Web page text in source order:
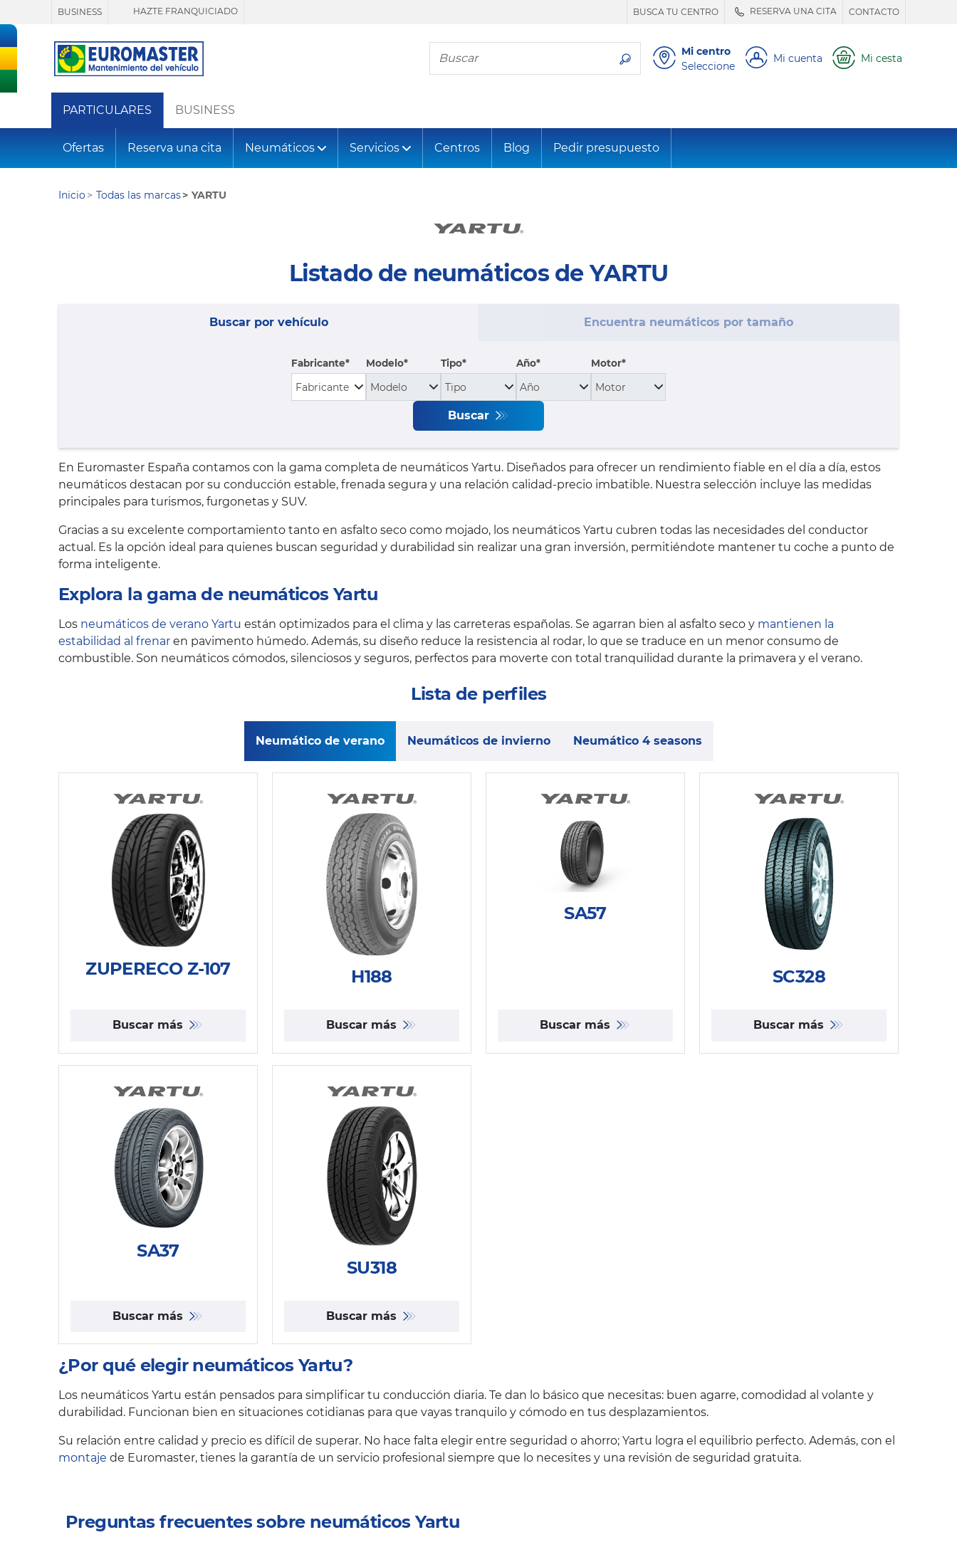
BUSINESS HAZTE FRANQUICIADO BUSCA TU CENTRO RESERVA UNA CITA CONTACTO
Busca tu neumático
Mi centro
Seleccione
Mi cuenta Mi cesta
PARTICULARES BUSINESS
Ofertas Reserva una cita Neumáticos Servicios Centros Blog Pedir presupuesto
Inicio Todas las marcas YARTU
Listado de neumáticos de YARTU
Buscar por vehículo Encuentra neumáticos por tamaño
Fabricante Modelo Tipo Año* Motor*
Buscar
En Euromaster España contamos con la gama completa de neumáticos Yartu. Diseñados para ofrecer un rendimiento fiable en el día a día, estos
neumáticos destacan por su conducción estable, frenada segura y una relación calidad-precio imbatible. Nuestra selección incluye las medidas
principales para turismos, furgonetas y SUV.
Gracias a su excelente comportamiento tanto en asfalto seco como mojado, los neumáticos Yartu cubren todas las necesidades del conductor
actual. Es la opción ideal para quienes buscan seguridad y durabilidad sin realizar una gran inversión, permitiéndote mantener tu coche a punto de
forma inteligente.
Explora la gama de neumáticos Yartu
Los neumáticos de verano Yartu están optimizados para el clima y las carreteras españolas. Se agarran bien al asfalto seco y mantienen la
estabilidad al frenar en pavimento húmedo. Además, su diseño reduce la resistencia al rodar, lo que se traduce en un menor consumo de
combustible. Son neumáticos cómodos, silenciosos y seguros, perfectos para moverte con total tranquilidad durante la primavera y el verano.
Lista de perfiles
Neumático de verano Neumáticos de invierno Neumático 4 seasons
ZUPERECO Z-107
Buscar más
H188
Buscar más
SA57
Buscar más
SC328
Buscar más
SA37
Buscar más
SU318
Buscar más
¿Por qué elegir neumáticos Yartu?
Los neumáticos Yartu están pensados para simplificar tu conducción diaria. Te dan lo básico que necesitas: buen agarre, comodidad al volante y
durabilidad. Funcionan bien en situaciones cotidianas para que vayas tranquilo y cómodo en tus desplazamientos.
Su relación entre calidad y precio es difícil de superar. No hace falta elegir entre seguridad o ahorro; Yartu logra el equilibrio perfecto. Además, con el
montaje de Euromaster, tienes la garantía de un servicio profesional siempre que lo necesites y una revisión de seguridad gratuita.
Preguntas frecuentes sobre neumáticos Yartu